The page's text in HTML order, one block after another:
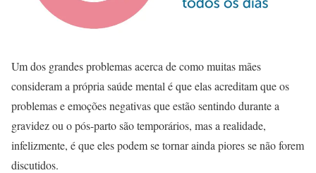
Um dos grandes problemas acerca de como muitas mães
consideram a própria saúde mental é que elas acreditam que os
problemas e emoções negativas que estão sentindo durante a
gravidez ou o pós-parto são temporários, mas a realidade,
infelizmente, é que eles podem se tornar ainda piores se não forem
discutidos.